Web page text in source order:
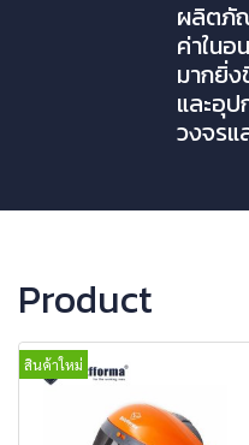
ผลิตภั
ค่าในอ
มากยิ่ง
และอุ
วงจร
Product
สินค้าใหม่